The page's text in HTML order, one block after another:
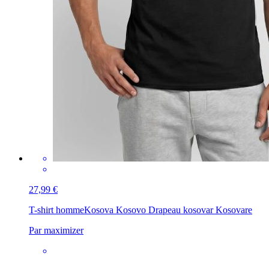
27,99 €
T-shirt hommeKosova Kosovo Drapeau kosovar Kosovare
Par maximizer